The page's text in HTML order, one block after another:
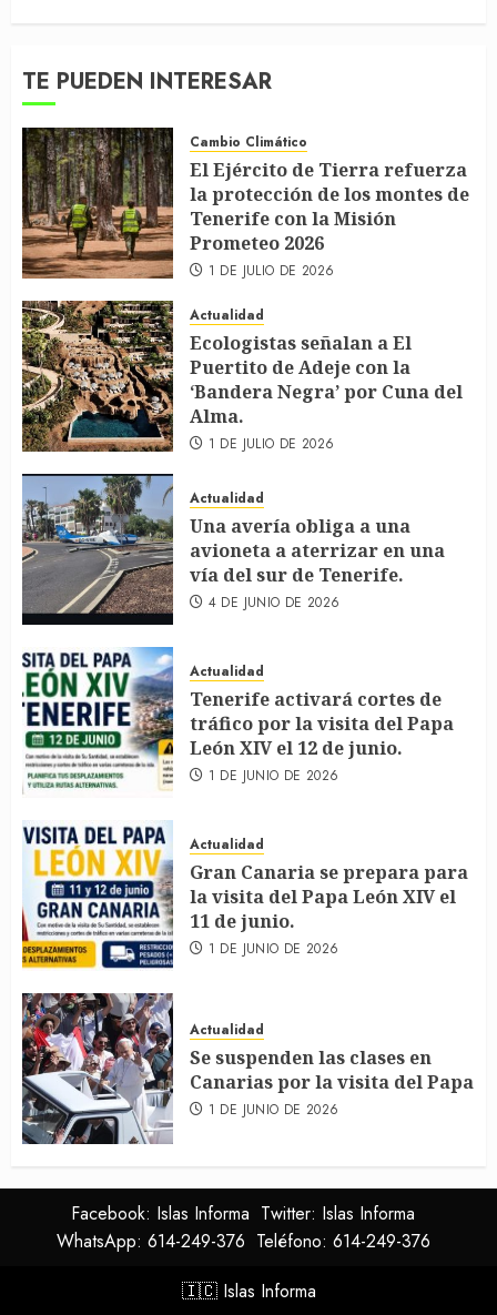
TE PUEDEN INTERESAR
Cambio Climático
El Ejército de Tierra refuerza
la protección de los montes de
Tenerife con la Misión
Prometeo 2026
1 DE JULIO DE 2026
Actualidad
Ecologistas señalan a El
Puertito de Adeje con la
‘Bandera Negra’ por Cuna del
Alma.
1 DE JULIO DE 2026
Actualidad
Una avería obliga a una
avioneta a aterrizar en una
vía del sur de Tenerife.
4 DE JUNIO DE 2026
Actualidad
Tenerife activará cortes de
tráfico por la visita del Papa
León XIV el 12 de junio.
1 DE JUNIO DE 2026
Actualidad
Gran Canaria se prepara para
la visita del Papa León XIV el
11 de junio.
1 DE JUNIO DE 2026
Actualidad
Se suspenden las clases en
Canarias por la visita del Papa
1 DE JUNIO DE 2026
Facebook: Islas Informa Twitter: Islas Informa
WhatsApp: 614-249-376 Teléfono: 614-249-376
🇮🇨 Islas Informa